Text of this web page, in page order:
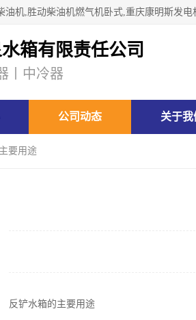
箱有限责任公司
丨中冷器
公司动态 关于我
要用途
反铲水箱的主要用途